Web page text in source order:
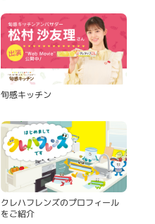
旬感キッチン
クレハフレンズのプロフィール
をご紹介